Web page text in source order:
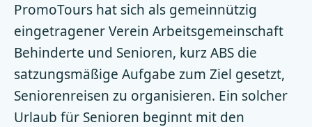
PromoTours hat sich als gemeinnützig
eingetragener Verein Arbeitsgemeinschaft
Behinderte und Senioren, kurz ABS die
satzungsmäßige Aufgabe zum Ziel gesetzt,
Seniorenreisen zu organisieren. Ein solcher
Urlaub für Senioren beginnt mit den